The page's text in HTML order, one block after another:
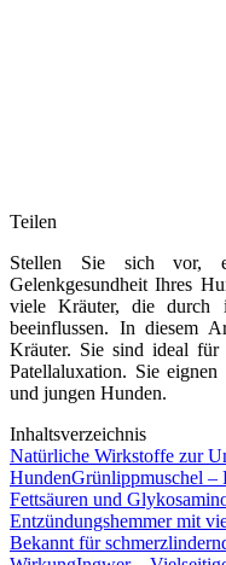
Teilen
Stellen Sie sich vor,
Gelenkgesundheit Ihres
viele Kräuter, die durch
beeinflussen. In diesem
Kräuter. Sie sind ideal für
Patellaluxation. Sie
und jungen Hunden.
Inhaltsverzeichnis
Natürliche Wirkstoffe zur
HundenGrünlippmuschel –
Fettsäuren und
Entzündungshemmer mit
Bekannt für